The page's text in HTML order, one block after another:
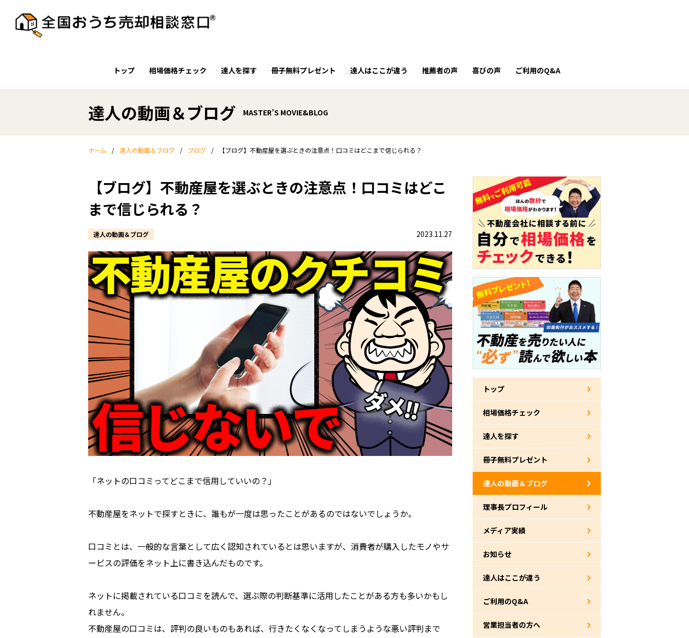
トップ 相場価格チェック 達人を探す 冊子無料プレゼント 達人はここが違う 推薦者の声 喜びの声 ご利用のQ&A
達人の動画＆ブログ MASTER’S MOVIE&BLOG
ホーム / 達人の動画＆ブログ / ブログ / 【ブログ】不動産屋を選ぶときの注意点！口コミはどこまで信じられる？
【ブログ】不動産屋を選ぶときの注意点！口コミはどこ
まで信じられる？
達人の動画＆ブログ 2023.11.27
「ネットの口コミってどこまで信用していいの？」
不動産屋をネットで探すときに、誰もが一度は思ったことがあるのではないでしょうか。
口コミとは、一般的な言葉として広く認知されているとは思いますが、消費者が購入したモノやサ
ービスの評価をネット上に書き込んだものです。
ネットに掲載されている口コミを読んで、選ぶ際の判断基準に活用したことがある方も多いかもし
れません。
不動産屋の口コミは、評判の良いものもあれば、行きたくなくなってしまうような悪い評判まで
トップ
相場価格チェック
達人を探す
冊子無料プレゼント
達人の動画＆ブログ
理事長プロフィール
メディア実績
お知らせ
達人はここが違う
ご利用のQ&A
営業担当者の方へ